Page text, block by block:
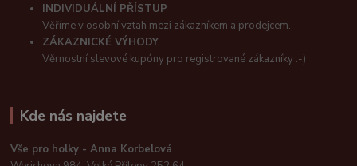
INDIVIDUÁLNÍ PŘÍSTUP
Věříme v osobní vztah mezi zákazníkem a prodejcem.
ZÁKAZNICKÉ VÝHODY
Věrnostní slevové kupóny pro registrované zákazníky :-)
Kde nás najdete
Vše pro holky - Anna Korbelová